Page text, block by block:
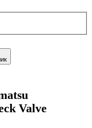
Valve